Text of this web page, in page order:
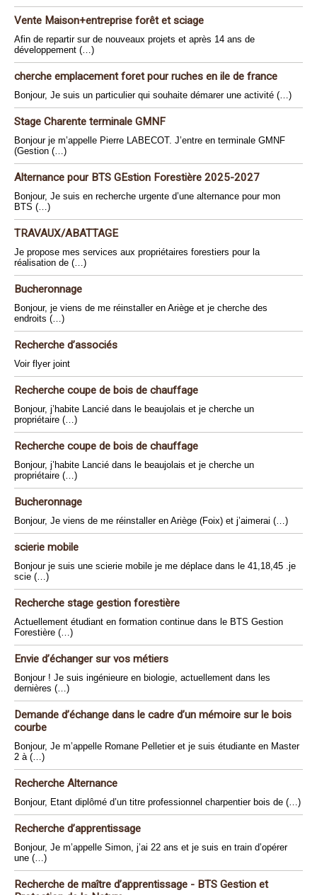
Vente Maison+entreprise forêt et sciage
Afin de repartir sur de nouveaux projets et après 14 ans de
développement (…)
cherche emplacement foret pour ruches en ile de france
Bonjour, Je suis un particulier qui souhaite démarer une activité (…)
Stage Charente terminale GMNF
Bonjour je m’appelle Pierre LABECOT. J’entre en terminale GMNF
(Gestion (…)
Alternance pour BTS GEstion Forestière 2025-2027
Bonjour, Je suis en recherche urgente d’une alternance pour mon
BTS (…)
TRAVAUX/ABATTAGE
Je propose mes services aux propriétaires forestiers pour la
réalisation de (…)
Bucheronnage
Bonjour, je viens de me réinstaller en Ariège et je cherche des
endroits (…)
Recherche d’associés
Voir flyer joint
Recherche coupe de bois de chauffage
Bonjour, j’habite Lancié dans le beaujolais et je cherche un
propriétaire (…)
Recherche coupe de bois de chauffage
Bonjour, j’habite Lancié dans le beaujolais et je cherche un
propriétaire (…)
Bucheronnage
Bonjour, Je viens de me réinstaller en Ariège (Foix) et j’aimerai (…)
scierie mobile
Bonjour je suis une scierie mobile je me déplace dans le 41,18,45 .je
scie (…)
Recherche stage gestion forestière
Actuellement étudiant en formation continue dans le BTS Gestion
Forestière (…)
Envie d’échanger sur vos métiers
Bonjour ! Je suis ingénieure en biologie, actuellement dans les
dernières (…)
Demande d’échange dans le cadre d’un mémoire sur le bois
courbe
Bonjour, Je m’appelle Romane Pelletier et je suis étudiante en Master
2 à (…)
Recherche Alternance
Bonjour, Etant diplômé d’un titre professionnel charpentier bois de (…)
Recherche d’apprentissage
Bonjour, Je m’appelle Simon, j’ai 22 ans et je suis en train d’opérer
une (…)
Recherche de maître d’apprentissage - BTS Gestion et